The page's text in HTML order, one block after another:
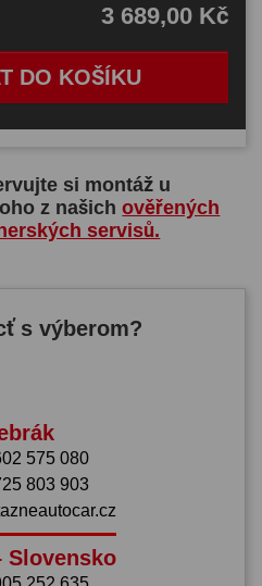
DO KOŠÍKU
3 689,00 Kč
si montáž u
z našichověřených
servisů.
s výberom?
575 080
803 903
Slovensko